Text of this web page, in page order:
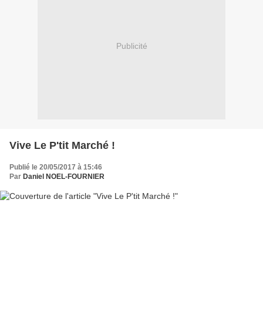
Publicité
Vive Le P'tit Marché !
Publié le 20/05/2017 à 15:46
Par Daniel NOEL-FOURNIER